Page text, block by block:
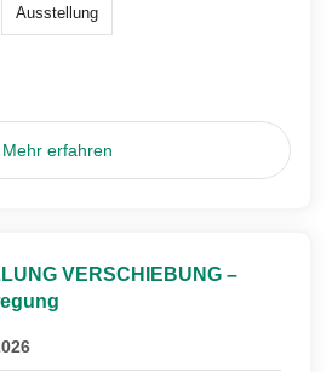
Ausstellung
Mehr erfahren
VERSCHIEBUNG –